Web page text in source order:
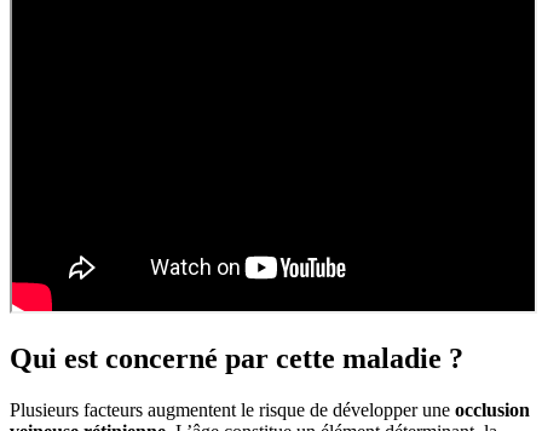
Qui est concerné par cette maladie ?
Plusieurs facteurs augmentent le risque de développer une occlusion